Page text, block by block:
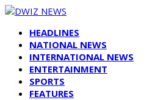
HEADLINES
NATIONAL NEWS
INTERNATIONAL NEWS
ENTERTAINMENT
SPORTS
FEATURES